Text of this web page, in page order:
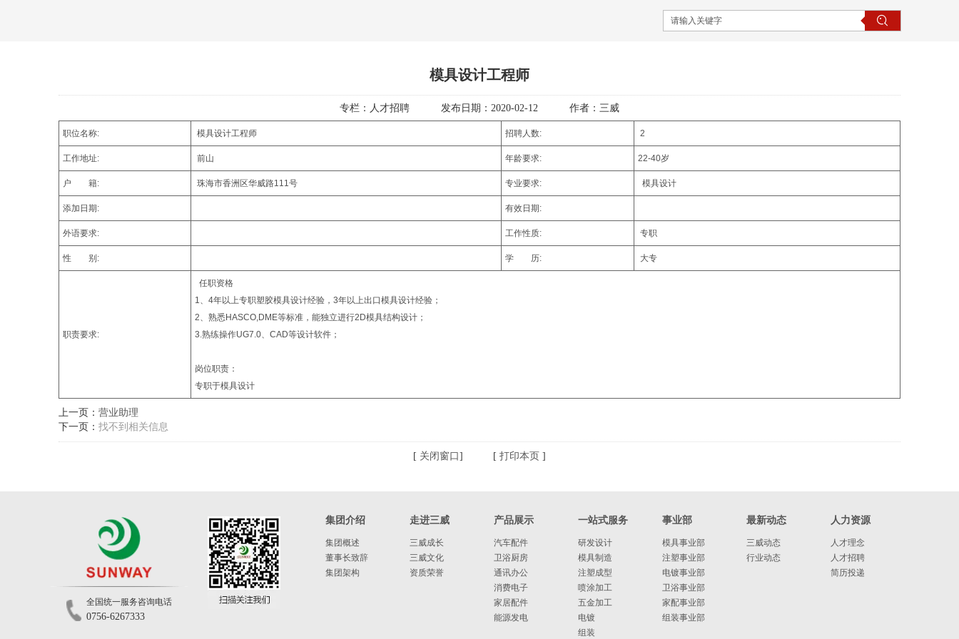
模具设计工程师
专栏： 人才招聘 发布日期： 2020-02-12 作者： 三威
职位名称: 模具设计工程师 招聘人数: 2
工作地址: 前山 年龄要求: 22-40岁
户 籍: 珠海市香洲区华威路111号 专业要求: 模具设计
添加日期: 有效日期:
外语要求: 工作性质: 专职
性 别: 学 历: 大专
职责要求:
任职资格
1、4年以上专职塑胶模具设计经验，3年以上出口模具设计经验；
2、熟悉HASCO,DME等标准，能独立进行2D模具结构设计；
3.熟练操作UG7.0、CAD等设计软件；
岗位职责：
专职于模具设计
上一页： 营业助理
下一页： 找不到相关信息
[ 关闭窗口 ] [ 打印本页 ]
全国统一服务咨询电话
0756-6267333
集团介绍
集团概述
董事长致辞
集团架构
走进三威
三威成长
三威文化
资质荣誉
产品展示
汽车配件
卫浴厨房
通讯办公
消费电子
家居配件
能源发电
一站式服务
研发设计
模具制造
注塑成型
喷涂加工
五金加工
电镀
组装
事业部
模具事业部
注塑事业部
电镀事业部
卫浴事业部
家配事业部
组装事业部
最新动态
三威动态
行业动态
人力资源
人才理念
人才招聘
简历投递